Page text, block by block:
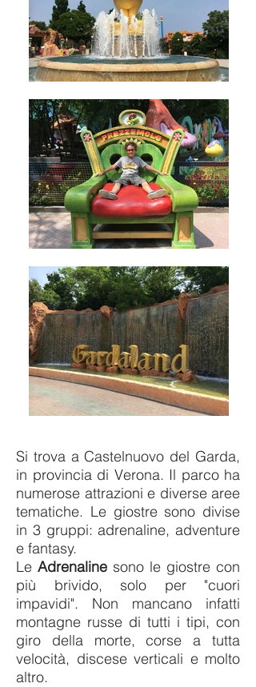
Si trova a Castelnuovo del Garda,
in provincia di Verona. Il parco ha
numerose attrazioni e diverse aree
tematiche. Le giostre sono divise
in 3 gruppi: adrenaline, adventure
e fantasy.
Le Adrenaline sono le giostre con
più brivido, solo per "cuori
impavidi". Non mancano infatti
montagne russe di tutti i tipi, con
giro della morte, corse a tutta
velocità, discese verticali e molto
altro.